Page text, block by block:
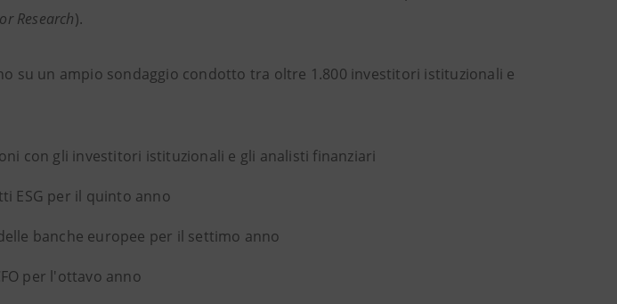
Research).
su un ampio sondaggio condotto tra oltre 1.800 investitori istituzionali e
con gli investitori istituzionali e gli analisti finanziari
ESG per il quinto anno
banche europee per il settimo anno
per l'ottavo anno